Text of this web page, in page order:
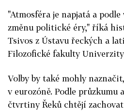
"Atmosféra je napjatá a
změnu politické éry," říká
Tsivos z Ústavu řeckých a
Filozofické fakulty
Volby by také mohly
v eurozóně. Podle průzkumu
čtvrtiny Řeků chtějí